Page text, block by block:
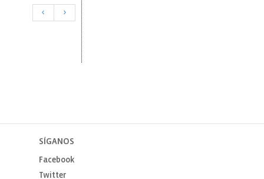
< >
SÍGANOS
Facebook
Twitter